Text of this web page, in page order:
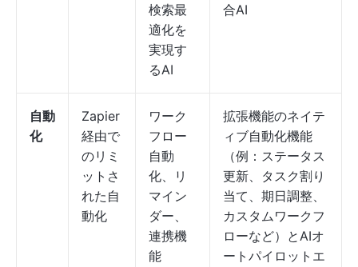
検索最
適化を
実現す
るAI
合AI
自動
化
Zapier
経由で
のリミ
ットさ
れた自
動化
ワーク
フロー
自動
化、リ
マイン
ダー、
連携機
能
拡張機能のネイテ
ィブ自動化機能
（例：ステータス
更新、タスク割り
当て、期日調整、
カスタムワークフ
ローなど）とAIオ
ートパイロットエ